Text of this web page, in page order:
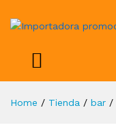
Home / Tienda / bar /